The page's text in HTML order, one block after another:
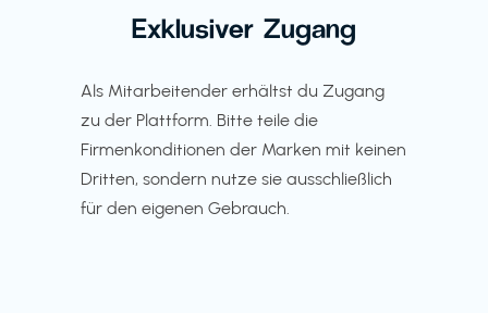
Exklusiver Zugang
Als Mitarbeitender erhältst du Zugang
zu der Plattform. Bitte teile die
Firmenkonditionen der Marken mit keinen
Dritten, sondern nutze sie ausschließlich
für den eigenen Gebrauch.